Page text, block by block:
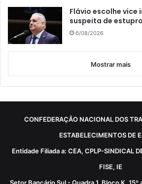
Flávio escolhe
suspeita de
6/08/2026
Mostrar mais
CONFEDERAÇÃO NACIONAL DOS
ESTABELECIMENTOS DE
Entidade Filiada a: CEA, CPLP-SINDICAL
FISE, IE